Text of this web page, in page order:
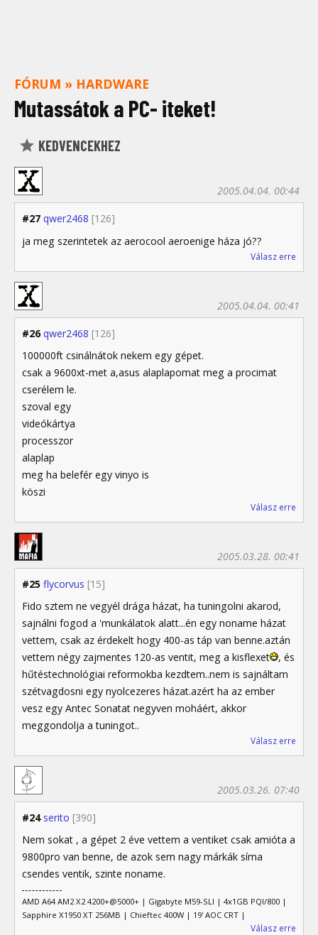
FÓRUM » HARDWARE
Mutassátok a PC- iteket!
KEDVENCEKHEZ
#27 qwer2468 [126]
2005.04.04. 00:44
ja meg szerintetek az aerocool aeroenige háza jó??
Válasz erre
#26 qwer2468 [126]
2005.04.04. 00:41
100000ft csinálnátok nekem egy gépet.
csak a 9600xt-met a,asus alaplapomat meg a procimat
cserélem le.
szoval egy
videókártya
processzor
alaplap
meg ha belefér egy vinyo is
köszi
Válasz erre
#25 flycorvus [15]
2005.03.28. 00:41
Fido sztem ne vegyél drága házat, ha tuningolni akarod,
sajnálni fogod a 'munkálatok alatt...én egy noname házat
vettem, csak az érdekelt hogy 400-as táp van benne.aztán
vettem négy zajmentes 120-as ventit, meg a kisflexet
, és
hűtéstechnológiai reformokba kezdtem..nem is sajnáltam
szétvagdosni egy nyolcezeres házat.azért ha az ember
vesz egy Antec Sonatat negyven moháért, akkor
meggondolja a tuningot..
Válasz erre
#24 serito [390]
2005.03.26. 07:40
Nem sokat , a gépet 2 éve vettem a ventiket csak amióta a
9800pro van benne, de azok sem nagy márkák síma
csendes ventik, szinte noname.
AMD A64 AM2 X2 4200+@5000+ | Gigabyte M59-SLI | 4x1GB PQI/800 |
Sapphire X1950 XT 256MB | Chieftec 400W | 19' AOC CRT |
Válasz erre